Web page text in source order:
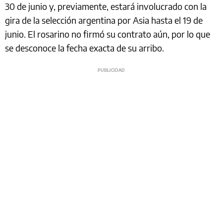
30 de junio y, previamente, estará involucrado con la
gira de la selección argentina por Asia hasta el 19 de
junio. El rosarino no firmó su contrato aún, por lo que
se desconoce la fecha exacta de su arribo.